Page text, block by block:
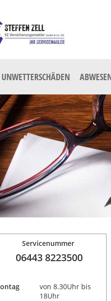
UNWETTERSCHÄDEN
Servicenummer
06443 8223500
von 8.30Uhr bis
18Uhr